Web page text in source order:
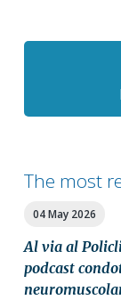
The most
04 May 2026
Al via al
podcast